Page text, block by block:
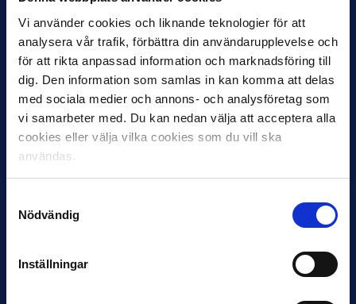
Vi använder cookies och liknande teknologier för att
analysera vår trafik, förbättra din användarupplevelse och
för att rikta anpassad information och marknadsföring till
dig. Den information som samlas in kan komma att delas
med sociala medier och annons- och analysföretag som
vi samarbeter med. Du kan nedan välja att acceptera alla
cookies eller välja vilka cookies som du vill ska
användas.
Nödvändig
Inställningar
Favorit i repris för Sirius i maj
Samma vinnare som i…